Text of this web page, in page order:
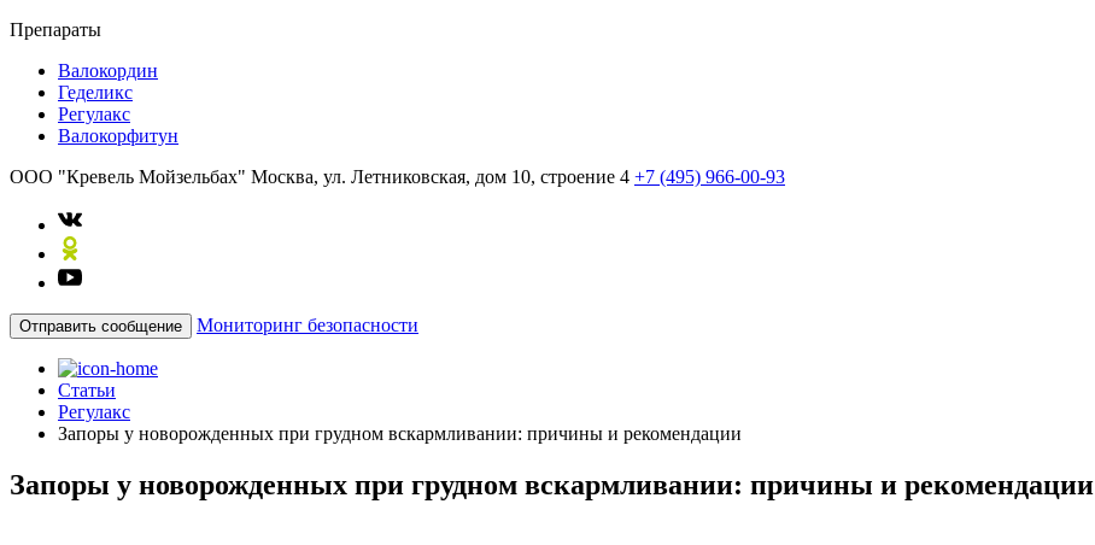
Препараты
Валокордин
Геделикс
Регулакс
Валокорфитун
ООО "Кревель Мойзельбах" Москва, ул. Летниковская, дом 10, строение 4 +7 (495) 966-00-93
Отправить сообщение Мониторинг безопасности
Статьи
Регулакс
Запоры у новорожденных при грудном вскармливании: причины и рекомендации
Запоры у новорожденных при грудном вскармливании: причины и рекомендации